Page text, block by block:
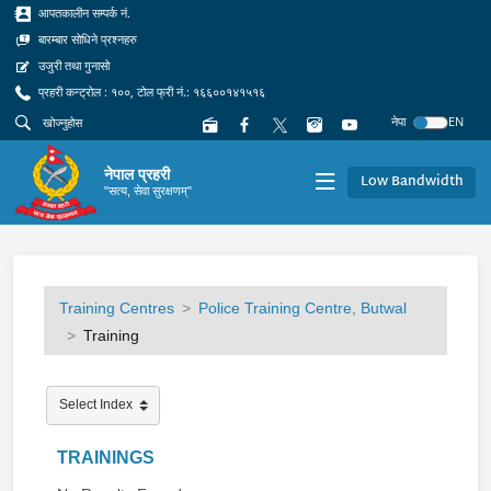
आपतकालीन सम्पर्क नं.
बारम्बार सोधिने प्रश्नहरु
उजुरी तथा गुनासो
प्रहरी कन्ट्रोल : १००, टोल फ्री नं.: १६६००१४१५१६
नेपा
EN
नेपाल प्रहरी
"सत्य, सेवा सुरक्षणम्" Low Bandwidth
Training Centres
Police Training Centre, Butwal
Training
TRAININGS